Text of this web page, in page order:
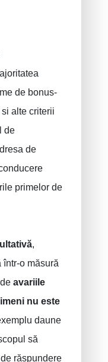
de bonus-
alte criterii
de
de
primelor de
,
într-o măsură
avariile
nu este
daune
să
răspundere